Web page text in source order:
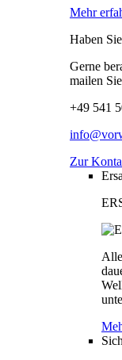
Mehr
Haben
Gerne
mailen
+49 541
Zur